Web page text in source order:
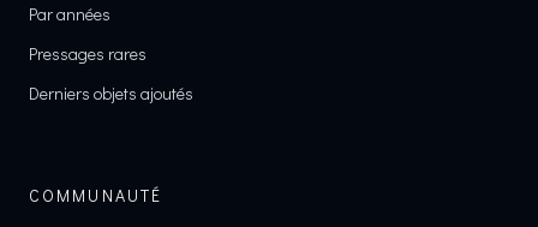
Par années
Pressages rares
Derniers objets ajoutés
COMMUNAUTÉ